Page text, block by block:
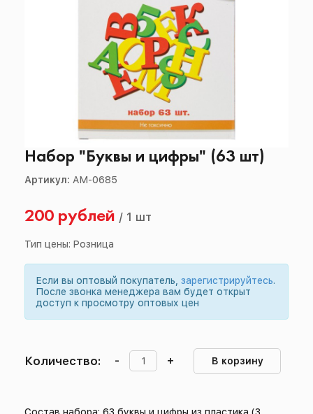
Набор "Буквы и цифры" (63 шт)
Артикул: АМ-0685
200 рублей / 1 шт
Тип цены: Розница
Если вы оптовый покупатель, зарегистрируйтесь.
После звонка менеджера вам будет открыт
доступ к просмотру оптовых цен
Количество: - + В корзину
Состав набора: 63 буквы и цифры из пластика (3